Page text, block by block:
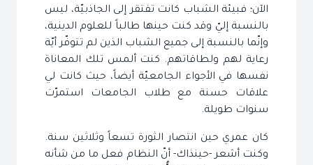
الآن؛ فبيئة الشباب كانت تفتقر إلى الجاذبيّة، ليس
بالنسبة إليّ وقد كنت حينها طالباً للعلوم الدينية،
وإنّما بالنسبة إلى جميع الشباب الذين لم تتوفّر أيّة
رعاية لهم ولطاقاتهم. كنت ألمس تلك المعاناة
نفسها في الأجواء الجامعيّة أيضاً، حيث كانت لي
علاقات حسنة مع طلاب الجامعات استمرّت
سنوات طويلة.
كان عمري حين انتصار الثورة تسعاً وثلاثين سنة.
وكنت أشعر -حينذاك- أنّ النظام فعل ما من شأنه